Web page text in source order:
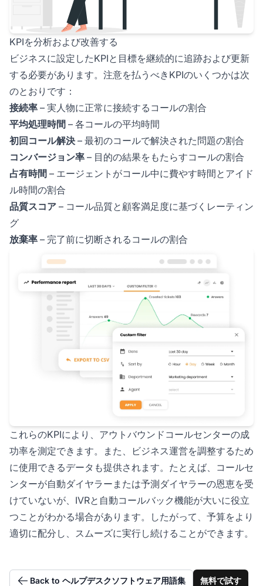
KPIを分析および改善する
ビジネスに設定したKPIと目標を継続的に追跡および更新
する必要があります。注意を払うべきKPIのいくつかは次
のとおりです：
接続率 – 実人物に正常に接続するコールの割合
平均処理時間 – 各コールの平均時間
初回コール解決 – 最初のコールで解決された問題の割合
コンバージョン率 – 目的の結果をもたらすコールの割合
占有時間 – エージェントがコール中に費やす時間とアイド
ル時間の割合
品質スコア – コール品質と顧客満足度に基づくレーティン
グ
放棄率 – 完了前に切断されるコールの割合
これらのKPIにより、アウトバウンドコールセンターの成
功率を測定できます。また、ビジネス運営を調整するため
に使用できるデータも提供されます。たとえば、コールセ
ンターが自動ダイヤラーまたは予測ダイヤラーの恩恵を受
けていないが、IVRと自動コールバック機能が大いに役立
つことがわかる場合があります。したがって、予算をより
適切に配分し、スムーズに実行し続けることができます。
Back to ヘルプデスクソフトウェア用語集 無料で試す